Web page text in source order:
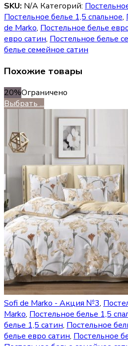
SKU: N/A Категорий:
Постельное белье 1,5 спальное,
de Marko, Постельное белье
евро сатин, Постельное белье
белье семейное сатин
Похожие товары
20%Ограничено
Выбрать ...
Sofi de Marko - Акция №3,
Marko, Постельное белье 1,5
белье 1,5 сатин, Постельное
белье евро сатин, Постельное